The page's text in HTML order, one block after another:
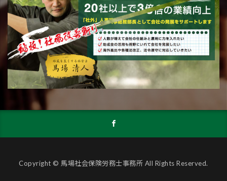
Copyright © 馬場社会保険労務士事務所 All Rights Reserved.